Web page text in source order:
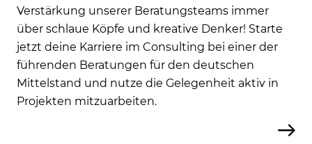
Verstärkung unserer Beratungsteams immer
über schlaue Köpfe und kreative Denker! Starte
jetzt deine Karriere im Consulting bei einer der
führenden Beratungen für den deutschen
Mittelstand und nutze die Gelegenheit aktiv in
Projekten mitzuarbeiten.